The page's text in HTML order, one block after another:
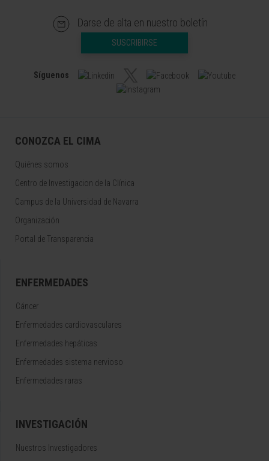
Darse de alta en nuestro boletín
SUSCRIBIRSE
Síguenos
CONOZCA EL CIMA
Quiénes somos
Centro de Investigacion de la Clínica
Campus de la Universidad de Navarra
Organización
Portal de Transparencia
ENFERMEDADES
Cáncer
Enfermedades cardiovasculares
Enfermedades hepáticas
Enfermedades sistema nervioso
Enfermedades raras
INVESTIGACIÓN
Nuestros Investigadores